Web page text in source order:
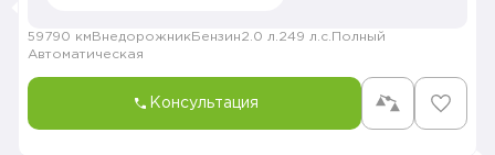
59790 км Внедорожник Бензин2.0 л. 249 л.с. Полный
Автоматическая
Консультация